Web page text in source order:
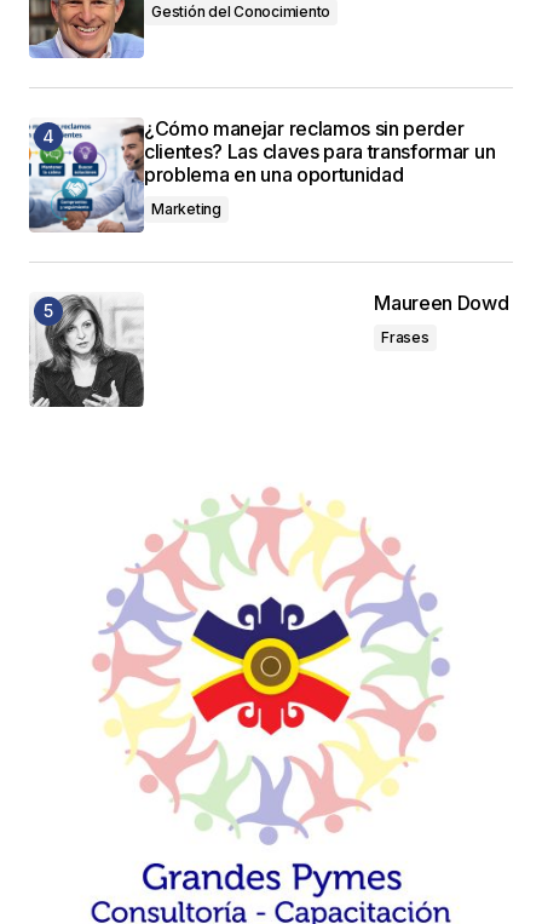
Gestión del Conocimiento
¿Cómo manejar reclamos sin perder
clientes? Las claves para transformar un
problema en una oportunidad
Marketing
Maureen Dowd
Frases